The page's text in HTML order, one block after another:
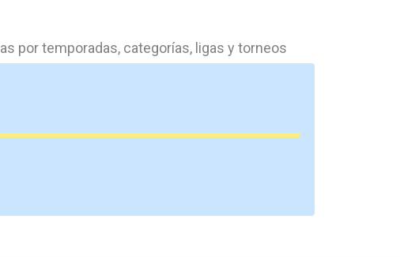
por temporadas, categorías, ligas y torneos